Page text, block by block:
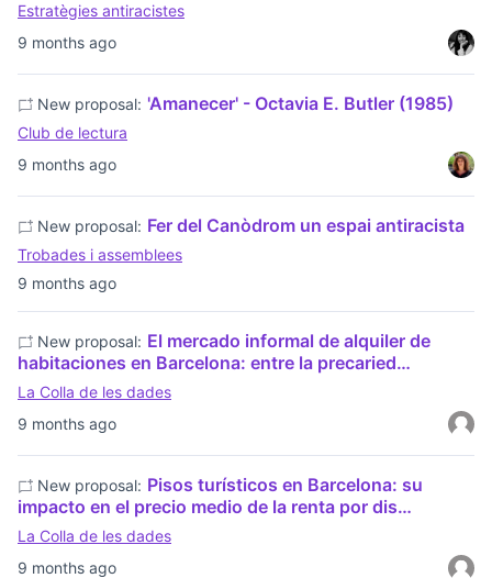
9 months ago
Estratègies antiracistes
9 months ago
New proposal: 'Amanecer' - Octavia E. Butler (1985)
Club de lectura
9 months ago
New proposal: Fer del Canòdrom un espai antiracista
Trobades i assemblees
9 months ago
New proposal: El mercado informal de alquiler de
habitaciones en Barcelona: entre la precaried…
La Colla de les dades
9 months ago
New proposal: Pisos turísticos en Barcelona: su
impacto en el precio medio de la renta por dis…
La Colla de les dades